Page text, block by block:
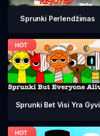
Sprunki Perlendžimas
Sprunki Bet Visi Yra Gyvi